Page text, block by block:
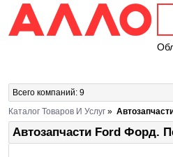
Всего компаний: 9
Каталог Товаров И Услуг »
Автозапчасти Ford Форд.